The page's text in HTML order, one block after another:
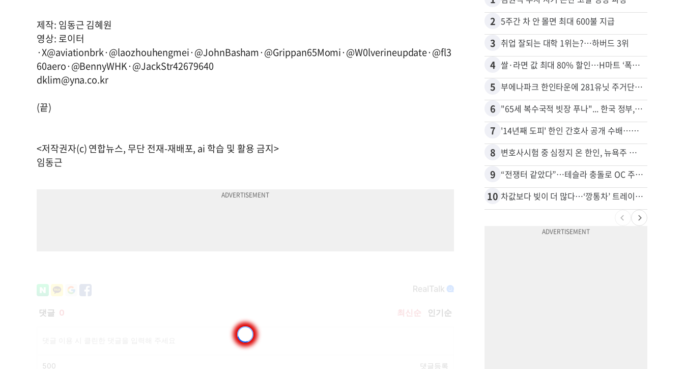
제작: 임동근 김혜원
영상: 로이터
·X@aviationbrk·@laozhouhengmei·@JohnBasham·@Grippan65Momi·@W0lverineupdate·@fl3
60aero·@BennyWHK·@JackStr42679640
dklim@yna.co.kr
(끝)
<저작권자(c) 연합뉴스, 무단 전재-재배포, ai 학습 및 활용 금지>
임동근
2 5주간 차 안 몰면 최대 600불 지급
3 취업 잘되는 대학 1위는?…하버드 3위
4 쌀·라면 값 최대 80% 할인…H마트 ‘폭탄 세일’
5 부에나파크 한인타운에 281유닛 주거단지 들어선다
6 "65세 복수국적 빗장 푸나"... 한국 정부, 연령 완화 전면 추진
7 '14년째 도피' 한인 간호사 공개 수배…메디케어 사기 유죄
8 변호사시험 중 심정지 온 한인, 뉴욕주 제소
9 “전쟁터 같았다”…테슬라 충돌로 OC 주택 4채 파손
10 차값보다 빚이 더 많다…‘깡통차’ 트레이드인 급증